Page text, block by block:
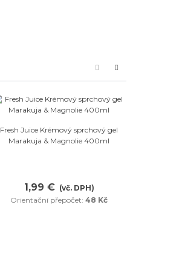
Oblíbené
Fresh Juice Krémový sprchový gel
Marakuja & Magnolie 400ml
1,99 € (vč. DPH)
Orientační přepočet: 48 Kč